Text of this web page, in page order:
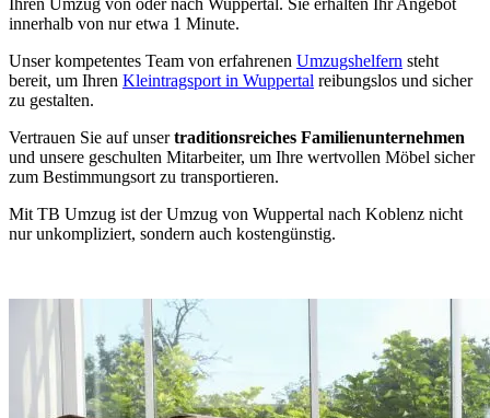
innerhalb von nur etwa 1 Minute.
Unser kompetentes Team von erfahrenen Umzugshelfern steht
bereit, um Ihren Kleintragsport in Wuppertal reibungslos und sicher
zu gestalten.
Vertrauen Sie auf unsertraditionsreiches Familienunternehmen
und unsere geschulten Mitarbeiter, um Ihre wertvollen Möbel sicher
zum Bestimmungsort zu transportieren.
Mit TB Umzug ist der Umzug von Wuppertal nach Koblenz nicht
nur unkompliziert, sondern auch kostengünstig.